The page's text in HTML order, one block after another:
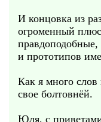
И концовка из
огроменный
и прототипов
Как я много
свое болтовнёй.
Юля, с